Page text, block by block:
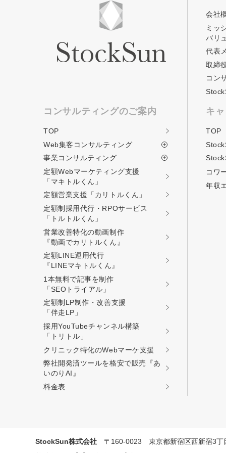
会社
ミッ
バリ
代表
取締
コン
コンサルティングのご案内
TOP
Web集客コンサルティング
事業コンサルティング
定額Webマーケティング支援
「マキトルくん」
定額営業支援 「カリトルくん」
定額制採用代行・RPOサービス
「トルトルくん」
営業改善特化の動画制作
『動画でカリトルくん』
定額LINE運用代行
『LINEマキトルくん』
1本無料で記事を制作
「SEOトライアル」
定額制LP制作・改善支援
「伴走LP」
採用YouTubeチャンネル構築
「トリトル」
クリニック特化のWebマーケ支援
弊社開発済ツールを格安で販売『あ
いのりAI』
料金表
キ
TOP
コワ
年収
StockSun株式会社
〒160-0023 東京都新宿区西新宿3丁